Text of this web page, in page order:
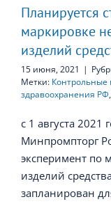
Планируется
маркировке
изделий
15 июня, 2021 |
Метки: Контрольные
здравоохранения РФ,
с 1 августа 2021
Минпромпторг
эксперимент по
изделий
запланирован